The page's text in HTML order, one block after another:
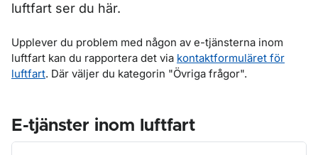
luftfart ser du här.
Upplever du problem med någon av e-tjänsterna inom
luftfart kan du rapportera det via kontaktformuläret för
luftfart. Där väljer du kategorin "Övriga frågor".
E-tjänster inom luftfart